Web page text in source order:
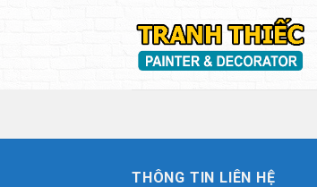
THÔNG TIN LIÊN HỆ